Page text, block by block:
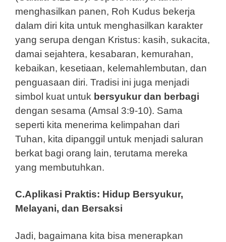
menghasilkan panen, Roh Kudus bekerja
dalam diri kita untuk menghasilkan karakter
yang serupa dengan Kristus: kasih, sukacita,
damai sejahtera, kesabaran, kemurahan,
kebaikan, kesetiaan, kelemahlembutan, dan
penguasaan diri. Tradisi ini juga menjadi
simbol kuat untuk bersyukur dan berbagi
dengan sesama (Amsal 3:9-10). Sama
seperti kita menerima kelimpahan dari
Tuhan, kita dipanggil untuk menjadi saluran
berkat bagi orang lain, terutama mereka
yang membutuhkan.
C.Aplikasi Praktis: Hidup Bersyukur,
Melayani, dan Bersaksi
Jadi, bagaimana kita bisa menerapkan